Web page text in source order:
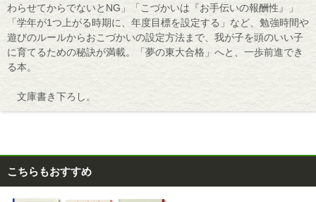
わらせてからでないとNG」「こづかいは『お手伝いの報酬性』」
「学年が1つ上がる時期に、年度目標を設定する」など、勉強時間や
遊びのルールからおこづかいの設定方法まで、我が子を頭のいい子
に育てるための秘訣が満載。「夢の東大合格」へと、一歩前進でき
る本。
文庫書き下ろし。
こちらもおすすめ